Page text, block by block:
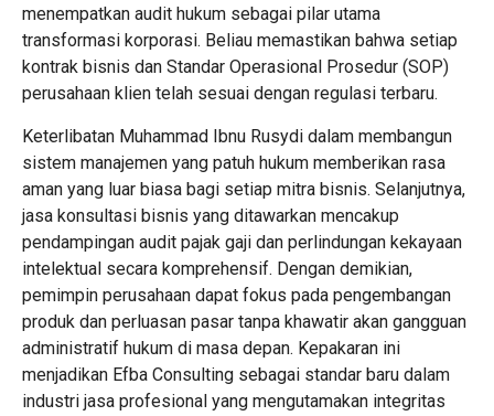
menempatkan audit hukum sebagai pilar utama
transformasi korporasi. Beliau memastikan bahwa setiap
kontrak bisnis dan Standar Operasional Prosedur (SOP)
perusahaan klien telah sesuai dengan regulasi terbaru.
Keterlibatan Muhammad Ibnu Rusydi dalam membangun
sistem manajemen yang patuh hukum memberikan rasa
aman yang luar biasa bagi setiap mitra bisnis. Selanjutnya,
jasa konsultasi bisnis yang ditawarkan mencakup
pendampingan audit pajak gaji dan perlindungan kekayaan
intelektual secara komprehensif. Dengan demikian,
pemimpin perusahaan dapat fokus pada pengembangan
produk dan perluasan pasar tanpa khawatir akan gangguan
administratif hukum di masa depan. Kepakaran ini
menjadikan Efba Consulting sebagai standar baru dalam
industri jasa profesional yang mengutamakan integritas